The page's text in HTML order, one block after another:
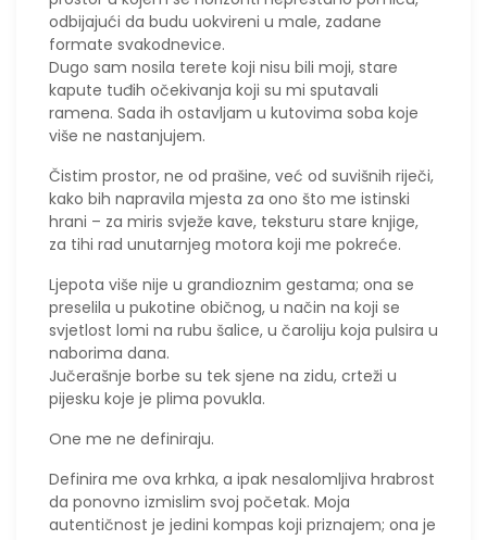
odbijajući da budu uokvireni u male, zadane
formate svakodnevice.
​Dugo sam nosila terete koji nisu bili moji, stare
kapute tuđih očekivanja koji su mi sputavali
ramena. Sada ih ostavljam u kutovima soba koje
više ne nastanjujem.
Čistim prostor, ne od prašine, već od suvišnih riječi,
kako bih napravila mjesta za ono što me istinski
hrani – za miris svježe kave, teksturu stare knjige,
za tihi rad unutarnjeg motora koji me pokreće.
Ljepota više nije u grandioznim gestama; ona se
preselila u pukotine običnog, u način na koji se
svjetlost lomi na rubu šalice, u čaroliju koja pulsira u
naborima dana.
​Jučerašnje borbe su tek sjene na zidu, crteži u
pijesku koje je plima povukla.
One me ne definiraju.
Definira me ova krhka, a ipak nesalomljiva hrabrost
da ponovno izmislim svoj početak. Moja
autentičnost je jedini kompas koji priznajem; ona je